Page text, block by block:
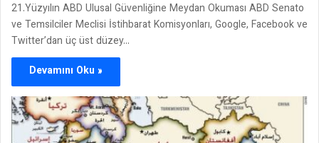
21.Yüzyılın ABD Ulusal Güvenliğine Meydan Okuması ABD Senato
ve Temsilciler Meclisi İstihbarat Komisyonları, Google, Facebook ve
Twitter’dan üç üst düzey…
Devamını Oku »